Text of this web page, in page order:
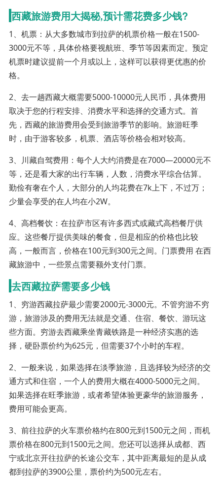
西藏旅游费用大揭秘,预计需花费多少钱?
1、机票：从大多数城市到拉萨的机票价格一般在1500-
3000元不等，具体价格要视航班、季节等因素而定。预定
机票时建议提前一个月或以上，这样可以获得更优惠的价
格。
2、去一趟西藏大概需要5000-10000元人民币，具体费用
取决于您的行程安排、消费水平和选择的交通方式。首
先，西藏的旅游费用会受到旅游季节的影响。旅游旺季
时，由于游客较多，机票、酒店等价格会相对较高。
3、川藏自驾费用：每个人大约消费是在7000—20000元不
等，还是看大家的出行车辆，人数，消费水平综合估算。
勤俭有奢在个人，大部分的人均花费在7k上下，不过万；
少量会享受的在人均在小2W。
4、高档餐饮：在拉萨市区有许多西式或藏式高档餐厅供
应。这些餐厅提供美味的餐食，但是相应的价格也比较
高，一般而言，价格在100元到300元之间。门票费用 在西
藏旅游中，一些景点需要额外支付门票。
去西藏拉萨需要多少钱
1、穷游西藏拉萨最少需要2000元-3000元。不管穷游不穷
游，旅游涉及的费用无法就是交通、住宿、餐饮、游玩这
些方面。穷游去西藏乘坐青藏铁路是一种经济实惠的选
择，硬卧票价约为625元，但需要37个小时的车程。
2、一般来说，如果选择在淡季旅游，且选择较为经济的交
通方式和住宿，一个人的费用大概在4000-5000元之间。
如果选择在旺季旅游，或者希望体验更豪华的旅游服务，
费用可能会更高。
3、前往拉萨的火车票价格约在800元到1500元之间，而机
票价格在800元到1500元之间。您还可以选择从成都、西
宁或北京开往拉萨的长途公交车，其中距离最短的是从成
都到拉萨的3900公里，票价约为500元左右。